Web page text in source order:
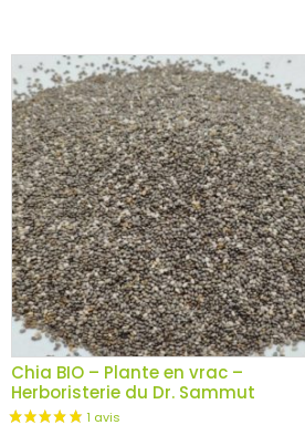
Chia BIO – Plante en vrac –
Herboristerie du Dr. Sammut